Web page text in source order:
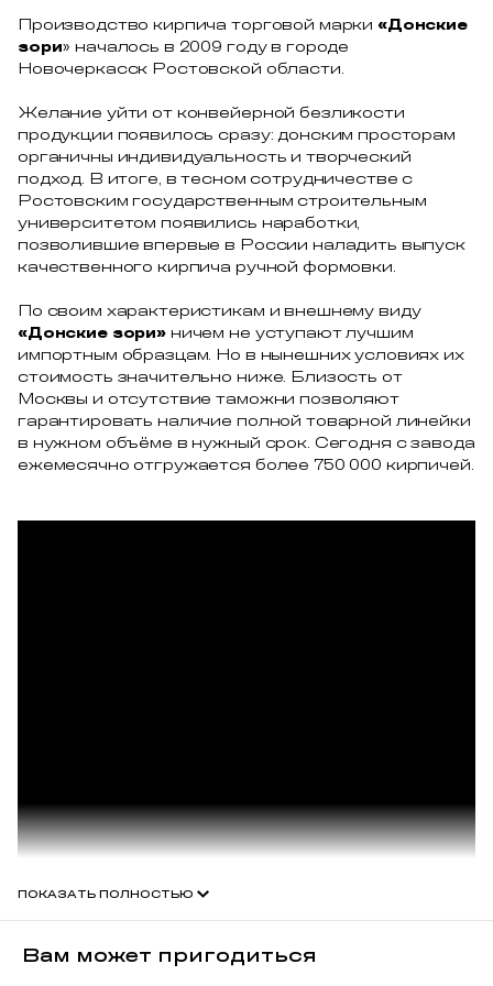
Производство кирпича торговой марки «Донские
зори» началось в 2009 году в городе
Новочеркасск Ростовской области.
Желание уйти от конвейерной безликости
продукции появилось сразу: донским просторам
органичны индивидуальность и творческий
подход. В итоге, в тесном сотрудничестве с
Ростовским государственным строительным
университетом появились наработки,
позволившие впервые в России наладить выпуск
качественного кирпича ручной формовки.
По своим характеристикам и внешнему виду
«Донские зори» ничем не уступают лучшим
импортным образцам. Но в нынешних условиях их
стоимость значительно ниже. Близость от
Москвы и отсутствие таможни позволяют
гарантировать наличие полной товарной линейки
в нужном объёме в нужный срок. Сегодня с завода
ежемесячно отгружается более 750 000 кирпичей.
Серия Усадьба
ПОКАЗАТЬ ПОЛНОСТЬЮ
Вам может пригодиться